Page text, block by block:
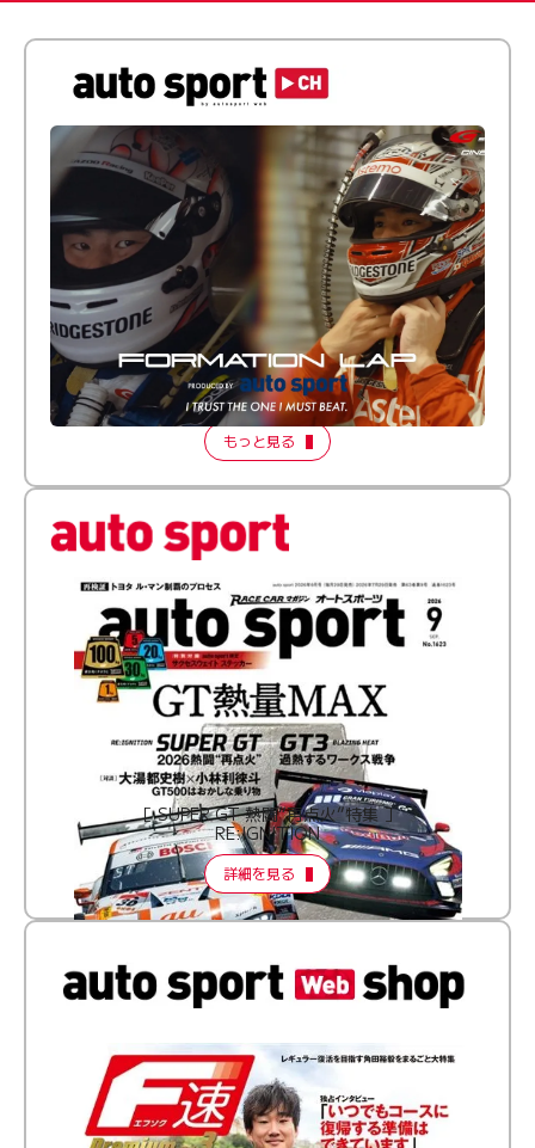
倒す相手を、信じてる。小林利徠斗 × 野村勇斗
【FORMATION LAP Produced by auto sport】
2026 Episode 2
もっと見る
［ SUPER GT 熱闘“再点火”特集 ］
RE:IGNITION
詳細を見る